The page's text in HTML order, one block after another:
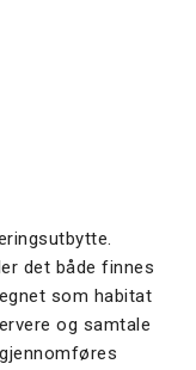
det både finnes
som habitat
og samtale